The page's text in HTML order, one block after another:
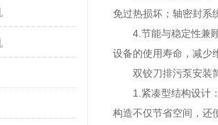
免过热损坏；轴密封系
4.节能与稳定性兼顾
设备的使用寿命，减少
双铰刀排污泵安装
1.紧凑型结构设计：
构造不仅节省空间，还